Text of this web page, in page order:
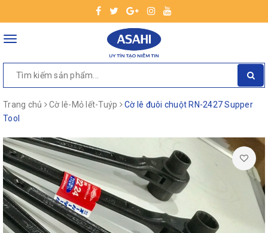
Toggle
Trang chủ Cờ lê-Mỏ lết-Tuýp
Cờ lê đuôi chuột RN-2427 Supper
Tool